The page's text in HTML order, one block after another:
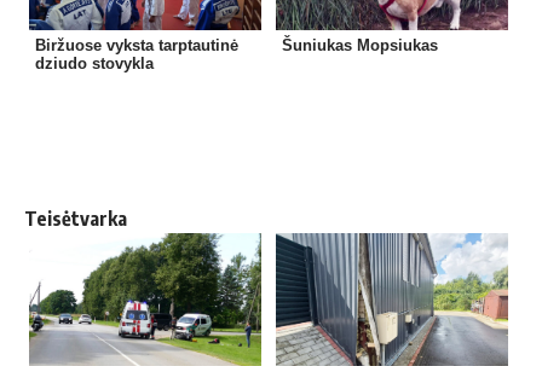
Biržuose vyksta tarptautinė
dziudo stovykla
Šuniukas Mopsiukas
Teisėtvarka